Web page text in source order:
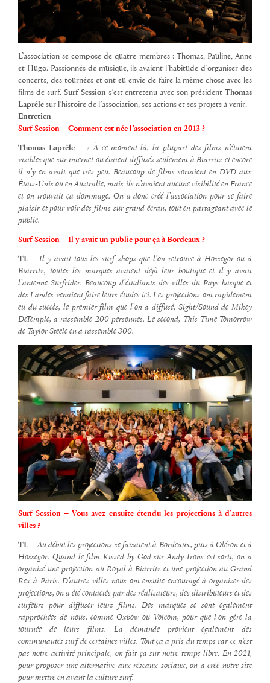
L’association se compose de quatre membres : Thomas, Pauline, Anne
et Hugo. Passionnés de musique, ils avaient l’habitude d’organiser des
concerts, des tournées et ont eu envie de faire la même chose avec les
films de surf. Surf Session s’est entretenu avec son présidentThomas
Laprêle sur l’histoire de l’association, ses actions et ses projets à venir.
Entretien
Surf Session – Comment est née l’association en 2013 ?
Thomas Laprêle –«À ce moment-là, la plupart des films n’étaient
visibles que sur internet ou étaient diffusés seulement à Biarritz et encore
il n’y en avait que très peu. Beaucoup de films sortaient en DVD aux
États-Unis ou en Australie, mais ils n’avaient aucune visibilité en France
et on trouvait ça dommage. On a donc créé l’association pour se faire
plaisir et pour voir des films sur grand écran, tout en partageant avec le
public.
Surf Session – Il y avait un public pour ça à Bordeaux ?
TL – Il y avait tous les surf shops que l’on retrouve à Hossegor ou à
Biarritz, toutes les marques avaient déjà leur boutique et il y avait
l’antenne Surfrider. Beaucoup d’étudiants des villes du Pays basque et
des Landes venaient faire leurs études ici. Les projections ont rapidement
eu du succès, le premier film que l’on a diffusé, Sight/Sound de Mikey
DeTemple, a rassemblé 200 personnes. Le second, This Time Tomorrow
de Taylor Steele en a rassemblé 300.
Surf Session – Vous avez ensuite étendu les projections à d’autres
villes ?
TL – Au début les projections se faisaient à Bordeaux, puis à Oléron et à
Hossegor. Quand le film Kissed by God sur Andy Irons est sorti, on a
organisé une projection au Royal à Biarritz et une projection au Grand
Rex à Paris. D’autres villes nous ont ensuite encouragé à organiser des
projections, on a été contactés par des réalisateurs, des distributeurs et des
surfeurs pour diffuser leurs films. Des marques se sont également
rapprochées de nous, comme Oxbow ou Volcom, pour que l’on gère la
tournée de leurs films. La demande provient également des
communautés surf de certaines villes. Tout ça a pris du temps car ce n’est
pas notre activité principale, on fait ça sur notre temps libre. En 2021,
pour proposer une alternative aux réseaux sociaux, on a créé notre site
pour mettre en avant la culture surf.